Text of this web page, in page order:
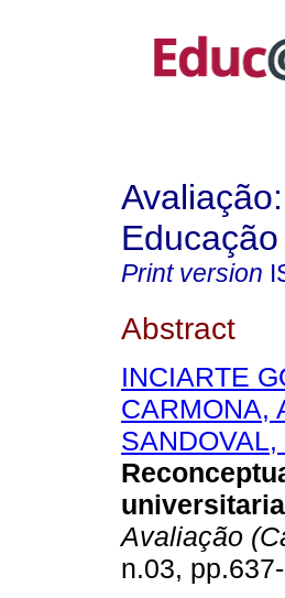
Print version
Abstract
INCIARTE
CARMONA,
Avaliação
n.03,